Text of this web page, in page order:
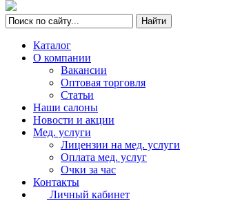
Каталог
О компании
Вакансии
Оптовая торговля
Статьи
Наши салоны
Новости и акции
Мед. услуги
Лицензии на мед. услуги
Оплата мед. услуг
Очки за час
Контакты
Личный кабинет